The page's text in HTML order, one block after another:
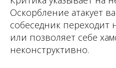
Оскорбление атакует
собеседник переходит
или позволяет себе
неконструктивно.